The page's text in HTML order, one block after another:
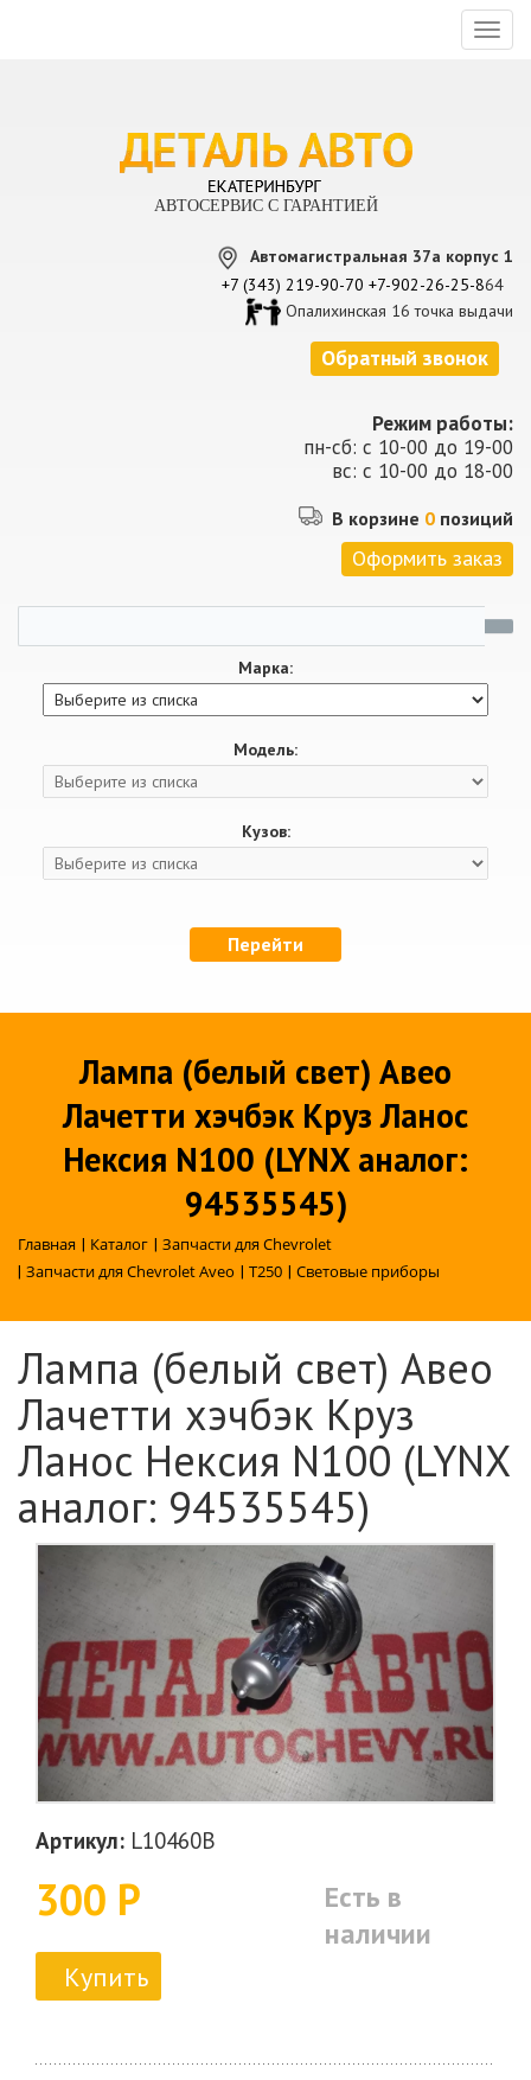
АВТОСЕРВИС С ГАРАНТИЕЙ
Автомагистральная 37а корпус 1
+7 (343) 219-90-70 +7-902-26-25-864
Опалихинская 16 точка выдачи
Обратный звонок
Режим работы:
пн-сб: с 10-00 до 19-00
вс: с 10-00 до 18-00
В корзине 0 позиций
Оформить заказ
Марка:
Модель:
Кузов:
Перейти
Лампа (белый свет) Авео
Лачетти хэчбэк Круз Ланос
Нексия N100 (LYNX аналог:
94535545)
Главная | Каталог | Запчасти для Chevrolet
| Запчасти для Chevrolet Aveo | T250 | Световые приборы
Лампа (белый свет) Авео
Лачетти хэчбэк Круз
Ланос Нексия N100 (LYNX
аналог: 94535545)
Артикул: L10460B
300 Р
Есть в
наличии
Купить